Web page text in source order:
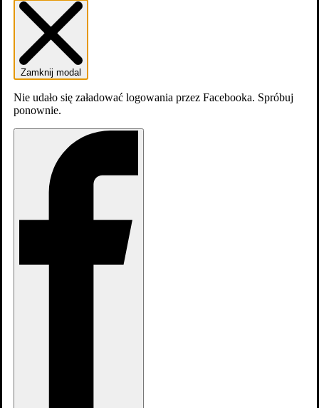
Zamknij modal
Nie udało się załadować logowania przez Facebooka. Spróbuj
ponownie.